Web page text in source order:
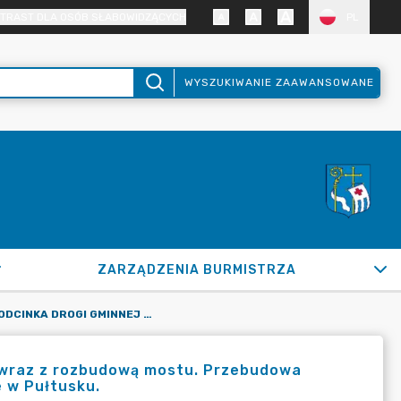
WYSZUKIWANIE ZAAWANSOWANE
ZARZĄDZENIA BURMISTRZA
PRZEBUDOWA ODCINKA DROGI GMINNEJ UL. BENEDYKTYŃSKIEJ WRAZ Z ROZBUDOWĄ MOSTU. PRZEBUDOWA DROGI GMINNEJ NR 340498 W UL. MARII SKŁODOWSKIEJ – CURIE W PUŁTUSKU.
z rozbudową mostu. Przebudowa
w Pułtusku.